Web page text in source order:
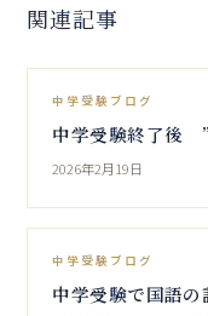
関連記事
中学受験ブログ
中学受験終了後
2026年2月19日
中学受験ブログ
中学受験で国語